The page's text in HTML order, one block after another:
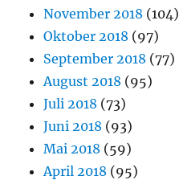
November 2018 (104)
Oktober 2018 (97)
September 2018 (77)
August 2018 (95)
Juli 2018 (73)
Juni 2018 (93)
Mai 2018 (59)
April 2018 (95)